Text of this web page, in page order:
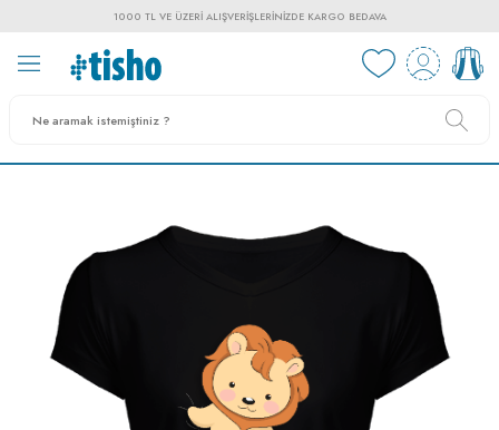
1000 TL VE ÜZERI ALIŞVERIŞLERINIZDE KARGO BEDAVA